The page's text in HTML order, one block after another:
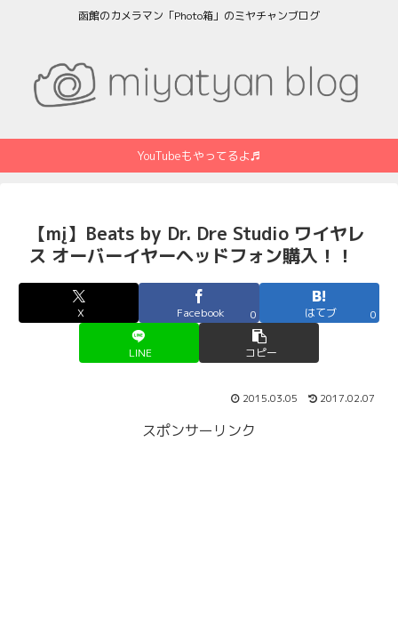
函館のカメラマン「Photo箱」のミヤチャンブログ
YouTubeもやってるよ♬
【mį】Beats by Dr. Dre Studio ワイヤレ
ス オーバーイヤーヘッドフォン購入！！
X Facebook 0 はてブ 0
LINE コピー
2015.03.05 2017.02.07
スポンサーリンク